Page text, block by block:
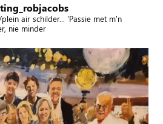
air schilder... 'Passie met m'n
nie minder